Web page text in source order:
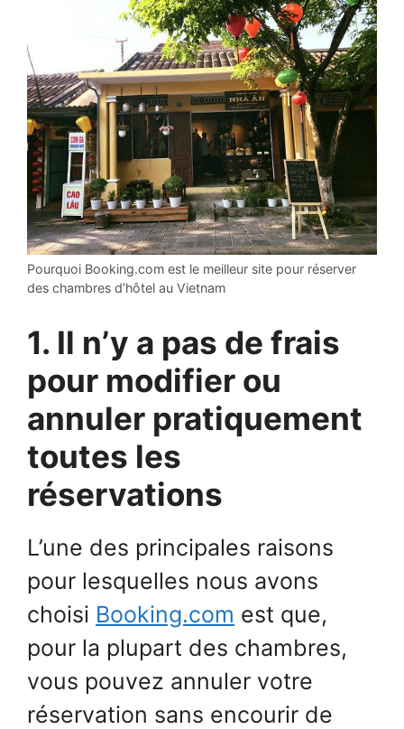
Pourquoi Booking.com est le meilleur site pour réserver
des chambres d’hôtel au Vietnam
1. Il n’y a pas de frais
pour modifier ou
annuler pratiquement
toutes les
réservations
L’une des principales raisons
pour lesquelles nous avons
choisi Booking.com est que,
pour la plupart des chambres,
vous pouvez annuler votre
réservation sans encourir de